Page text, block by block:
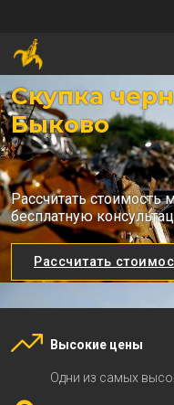
Скупка
Быково
Рассчитать стоимость
бесплатную
Рассчитать
Высокие цены
Одни из самых